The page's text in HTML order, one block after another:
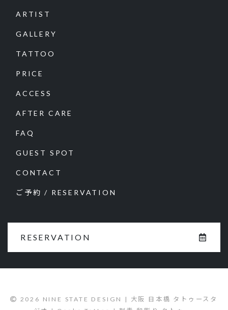
ARTIST
GALLERY
TATTOO
PRICE
ACCESS
AFTER CARE
FAQ
GUEST SPOT
CONTACT
ご予約 / RESERVATION
RESERVATION
2026 NINE STATE DESIGN | 大阪 日本橋 タトゥースタ